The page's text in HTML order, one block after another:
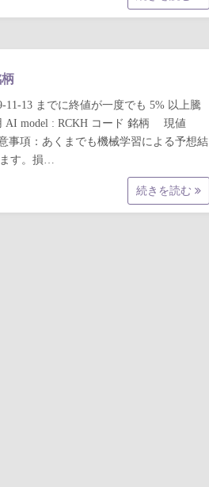
13 までに終値が一度でも 5% 以上騰
AI model : RCKH コード 銘柄 現値
事項：あくまでも機械学習による予想結
す。損…
続きを読む